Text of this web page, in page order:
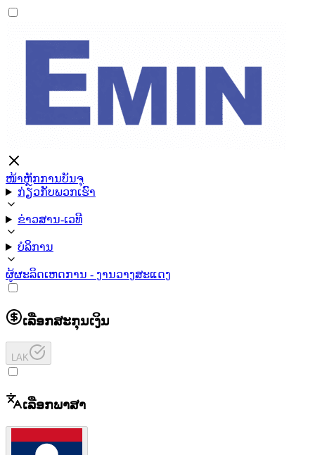
ໜ້າຫຼັກການບັນຈຸ
ກ່ຽວກັບພວກເຮົາ
ຂ່າວສານ-ເວທີ
ບໍລິການ
ຜູ້ຜະລິດເຫດການ - ງານວາງສະແດງ
ເລືອກສະກຸນເງິນ
LAK
ເລືອກພາສາ